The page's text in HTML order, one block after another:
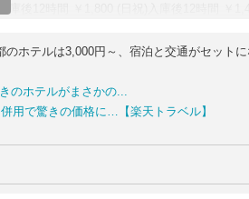
12時間 ￥1,800 (日祝)入庫後12時間 ￥
寺南3-66GoogleMapで見る）
最大 ￥2,000 (繰返し可)【時間料金】(全
可
最大1,800円(繰り返しあり)【時間料金
の消費税増税に伴い、表示されている料
ホテルは3,000円～、宿泊と交通がセット
のホテルがまさかの...
用で驚きの価格に…【楽天トラベル】